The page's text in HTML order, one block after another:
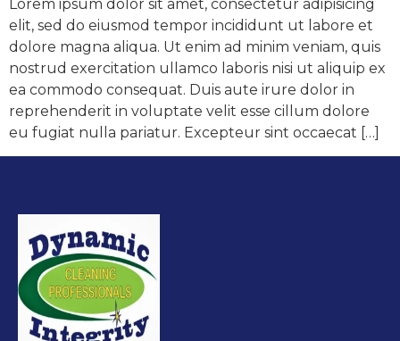
Lorem ipsum dolor sit amet, consectetur adipisicing
elit, sed do eiusmod tempor incididunt ut labore et
dolore magna aliqua. Ut enim ad minim veniam, quis
nostrud exercitation ullamco laboris nisi ut aliquip ex
ea commodo consequat. Duis aute irure dolor in
reprehenderit in voluptate velit esse cillum dolore
eu fugiat nulla pariatur. Excepteur sint occaecat […]